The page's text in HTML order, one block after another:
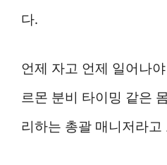
다.
언제 자고 언제 일어나
르몬 분비 타이밍 같은
리하는 총괄 매니저라고